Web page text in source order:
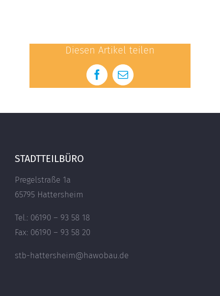
Diesen Artikel teilen
Facebook
E-
Mail
STADTTEILBÜRO
Pregelstraße 1a
65795 Hattersheim
Tel.: 06190 – 93 58 18
Fax: 06190 – 93 58 20
stb-hattersheim@hawobau.de